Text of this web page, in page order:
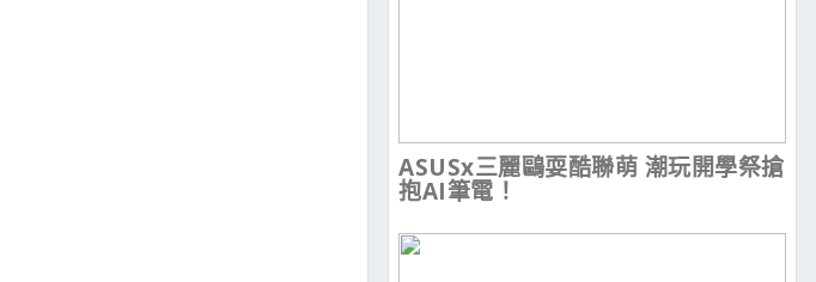
ASUSx三麗鷗耍酷聯萌 潮玩開學祭搶
抱AI筆電！